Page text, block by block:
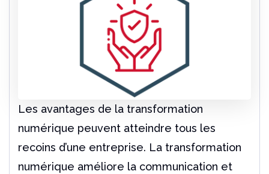
Les avantages de la transformation
numérique peuvent atteindre tous les
recoins d’une entreprise. La transformation
numérique améliore la communication et